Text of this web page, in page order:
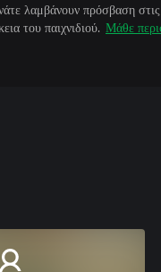
λαμβάνουν πρόσβαση
του παιχνιδιού. Μάθε